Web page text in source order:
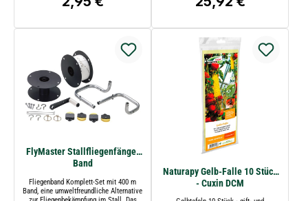
FlyMaster Stallfliegenfänger
Band
Fliegenband Komplett-Set mit 400 m
Band, eine umweltfreundliche Alternative
Naturapy Gelb-Falle 10 Stück
- Cuxin DCM